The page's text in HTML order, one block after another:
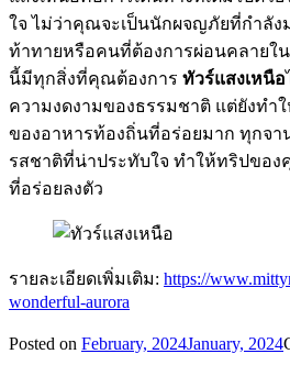
ใจ ไม่ว่าคุณจะเป็นนักผจญภัยที่กำลั
ท้าทายหรือคนที่ต้องการผ่อนคลายใ
นี้มีทุกสิ่งที่คุณต้องการ ทัวร์แสงเหนือ
ความงดงามของธรรมชาติ แต่ยังท
ของอาหารท้องถิ่นที่อร่อยมาก ทุกจา
รสชาติที่น่าประทับใจ ทำให้ทริปขอ
ที่อร่อยลงตัว
รายละเอียดเพิ่มเติม: https://
wonderful-aurora
Posted on February, 2024January, 2024